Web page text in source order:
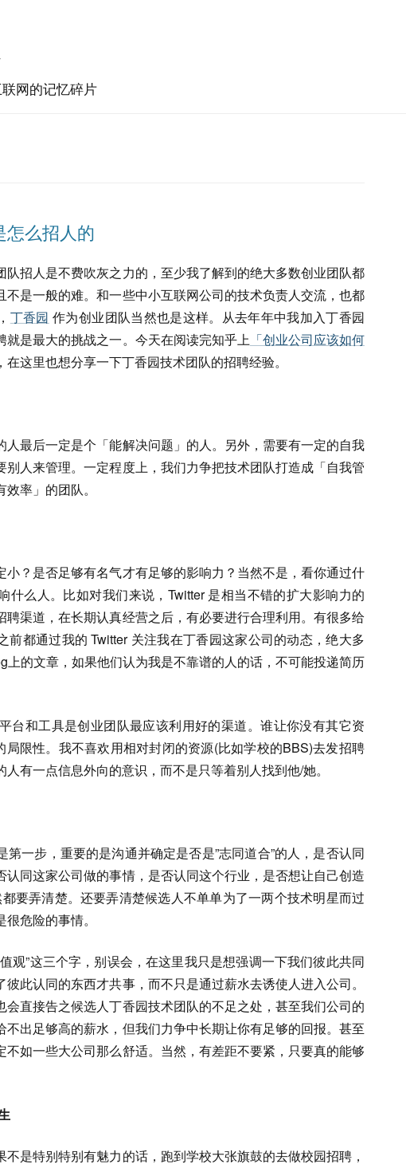
网的记忆碎片
怎么招人的
队招人是不费吹灰之力的，至少我了解到的绝大多数创业团队都
不是一般的难。和一些中小互联网公司的技术负责人交流，也都
丁香园 作为创业团队当然也是这样。从去年年中我加入丁香园
就是最大的挑战之一。今天在阅读完知乎上「创业公司应该如何
在这里也想分享一下丁香园技术团队的招聘经验。
人最后一定是个「能解决问题」的人。另外，需要有一定的自我
别人来管理。一定程度上，我们力争把技术团队打造成「自我管
率」的团队。
小？是否足够有名气才有足够的影响力？当然不是，看你通过什
什么人。比如对我们来说，Twitter 是相当不错的扩大影响力的
聘渠道，在长期认真经营之后，有必要进行合理利用。有很多给
前都通过我的 Twitter 关注我在丁香园这家公司的动态，绝大多
上的文章，如果他们认为我是不靠谱的人的话，不可能投递简历
台和工具是创业团队最应该利用好的渠道。谁让你没有其它资
局限性。我不喜欢用相对封闭的资源(比如学校的BBS)去发招聘
有一点信息外向的意识，而不是只等着别人找到他/她。
第一步，重要的是沟通并确定是否是”志同道合”的人，是否认同
认同这家公司做的事情，是否认同这个行业，是否想让自己创造
要弄清楚。还要弄清楚候选人不单单为了一两个技术明星而过
危险的事情。
观”这三个字，别误会，在这里我只是想强调一下我们彼此共同
此认同的东西才共事，而不只是通过薪水去诱使人进入公司。
会直接告之候选人丁香园技术团队的不足之处，甚至我们公司的
不出足够高的薪水，但我们力争中长期让你有足够的回报。甚至
不如一些大公司那么舒适。当然，有差距不要紧，只要真的能够
是特别特别有魅力的话，跑到学校大张旗鼓的去做校园招聘，